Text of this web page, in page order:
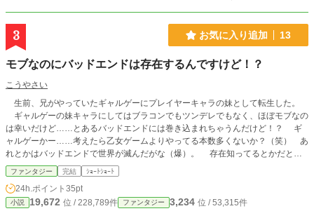
3 お気に入り追加 13
モブなのにバッドエンドは存在するんですけど！？
こうやさい
生前、兄がやっていたギャルゲーにプレイヤーキャラの妹として転生した。
ギャルゲーの妹キャラにしてはブラコンでもツンデレでもなく、ほぼモブなの
は幸いだけど……とあるバッドエンドには巻き込まれちゃうんだけど！？ ギ
ャルゲーかー……考えたら乙女ゲームよりやってる本数多くないか？（笑） あ
れとかはバッドエンドで世界が滅んだがな（爆）。 存在知ってるとかだとも
っと多い。アニメ化とか乙女ゲームより多かったからなぁ、エロをなくしたエロ
ゲーとかも。 『なにゆえ～』予約した後に指を切りましてねー……うっかり
するとまだ地味に痛む。傷は塞がってるんだけど爪まで切り目入ったからねー、
爪が押さえるはずの力が妙なとこ行くんだわ。 つーわけで来週はたぶんサボ
ファンタジー 完結 ｼｮｰﾄｼｮｰﾄ
24h.ポイント 35pt
小説 19,672 位 / 228,789件 ファンタジー 3,234 位 / 53,315件